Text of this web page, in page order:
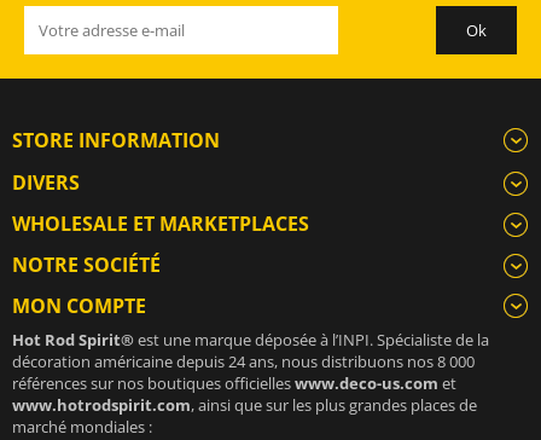
STORE INFORMATION
DIVERS
WHOLESALE ET MARKETPLACES
NOTRE SOCIÉTÉ
MON COMPTE
Hot Rod Spirit®est une marque déposée à l’INPI. Spécialiste de la
décoration américaine depuis 24 ans, nous distribuons nos 8 000
références sur nos boutiques officielleswww.deco-us.com et
www.hotrodspirit.com, ainsi que sur les plus grandes places de
marché mondiales :